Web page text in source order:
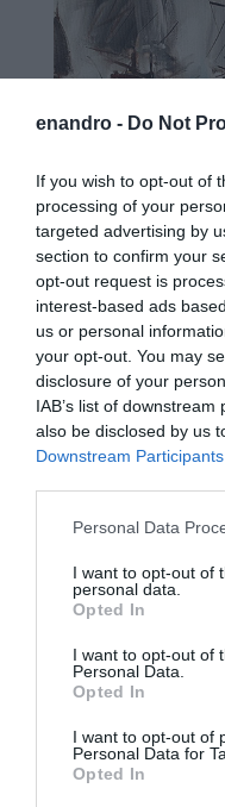
enandro - Do Not
If you wish to opt-out of
processing of your
targeted advertising by
section to confirm your
opt-out request is
interest-based ads
us or personal
your opt-out. You may
disclosure of your
IAB’s list of
also be disclosed by us
Downstream Participants
Please note that this
not limited to your visit
grant or deny consent
use your data for below
consent section.
Personal Data
I want to opt-out of
personal data.
Opted In
I want to opt-out of
Personal Data.
Opted In
I want to opt-out of
Personal Data for
Opted In
Από τον 19ο αιώνα
ΟΡΜΟΣ ΚΟΡΘΙΟΥ: